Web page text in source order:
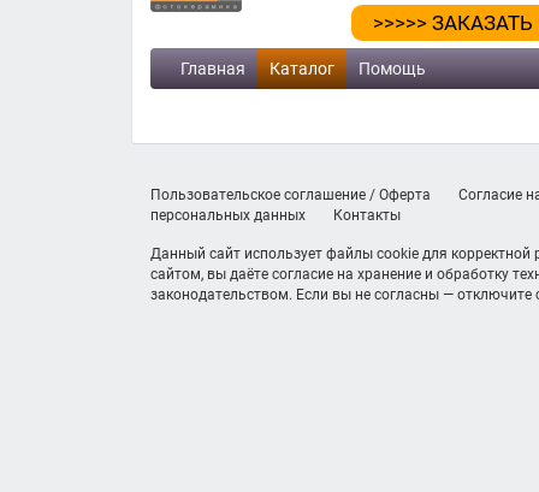
>>>>>
Главная Каталог Помощь
Пользовательское соглашение / Оферта
Согласие
персональных данных
Контакты
Данный сайт использует файлы cookie для
сайтом, вы даёте согласие на хранение и обработку
законодательством. Если вы не согласны — отключите